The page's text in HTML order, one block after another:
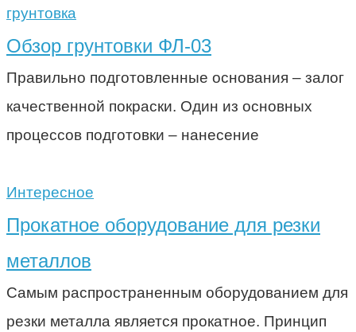
грунтовка
Обзор грунтовки ФЛ-03
Правильно подготовленные основания – залог
качественной покраски. Один из основных
процессов подготовки – нанесение
Интересное
Прокатное оборудование для резки
металлов
Самым распространенным оборудованием для
резки металла является прокатное. Принцип